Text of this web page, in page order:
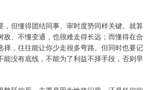
，但懂得团结同事、审时度势同样关键。就算
敌、不懂变通，也很难走得长远；而懂得在合
择，往往能让你少走很多弯路。但同时也要记
能没有底线，不能为了利益不择手段，否则早